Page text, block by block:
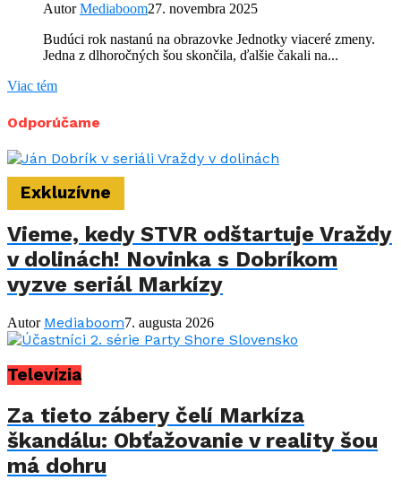
AutorMediaboom27. novembra 2025
Budúci rok nastanú na obrazovke Jednotky viaceré zmeny.
Jedna z dlhoročných šou skončila, ďalšie čakali na...
Viac tém
Odporúčame
Exkluzívne
Vieme, kedy STVR odštartuje Vraždy
v dolinách! Novinka s Dobríkom
vyzve seriál Markízy
Autor Mediaboom7. augusta 2026
Televízia
Za tieto zábery čelí Markíza
škandálu: Obťažovanie v reality šou
má dohru